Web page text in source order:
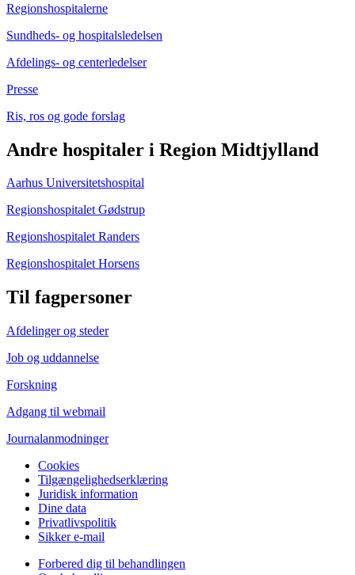
Regionshospitalerne
Sundheds- og hospitalsledelsen
Afdelings- og centerledelser
Presse
Ris, ros og gode forslag
Andre hospitaler i Region Midtjylland
Aarhus Universitetshospital
Regionshospitalet Gødstrup
Regionshospitalet Randers
Regionshospitalet Horsens
Til fagpersoner
Afdelinger og steder
Job og uddannelse
Forskning
Adgang til webmail
Journalanmodninger
Cookies
Tilgængelighedserklæring
Juridisk information
Dine data
Privatlivspolitik
Sikker e-mail
Forbered dig til behandlingen